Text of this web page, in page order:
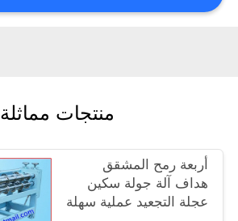
اطلب
PRIVACY
POLICY
منتجات مماثلة
أربعة رمح المشقق
هداف آلة جولة سكين
عجلة التجعيد عملية سهلة